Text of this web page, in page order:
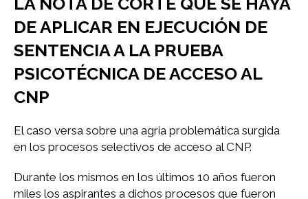
DE APLICAR EN EJECUCIÓN DE
SENTENCIA A LA PRUEBA
PSICOTÉCNICA DE ACCESO AL
CNP
El caso versa sobre una agria problemática surgida
en los procesos selectivos de acceso al CNP.
Durante los mismos en los últimos 10 años fueron
miles los aspirantes a dichos procesos que fueron